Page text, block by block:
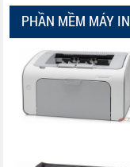
PHẦN MỀM MÁY IN